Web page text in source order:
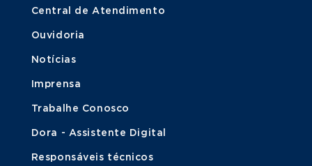
Central de Atendimento
Ouvidoria
Notícias
Imprensa
Trabalhe Conosco
Dora - Assistente Digital
Responsáveis técnicos